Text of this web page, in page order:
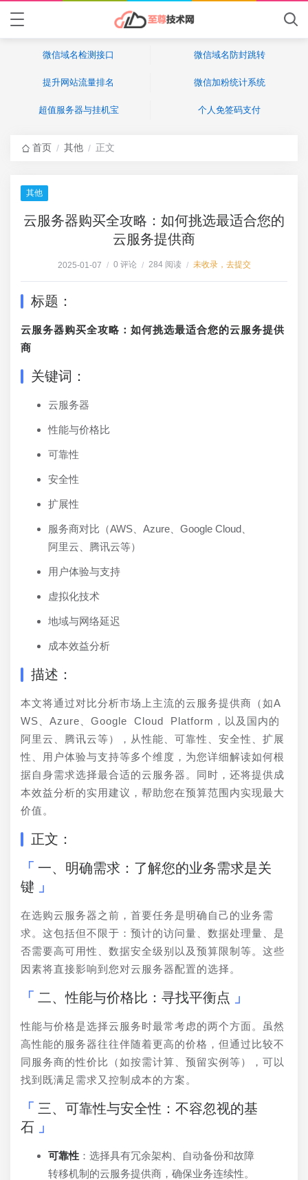
微信域名检测接口 微信域名防封跳转
提升网站流量排名 微信加粉统计系统
超值服务器与挂机宝 个人免签码支付
首页 / 其他 / 正文
其他
云服务器购买全攻略：如何挑选最适合您的
云服务提供商
2025-01-07 / 0 评论 / 284 阅读 / 未收录，去提交
标题：
云服务器购买全攻略：如何挑选最适合您的云服务提供
商
关键词：
云服务器
性能与价格比
可靠性
安全性
扩展性
服务商对比（AWS、Azure、Google Cloud、
阿里云、腾讯云等）
用户体验与支持
虚拟化技术
地域与网络延迟
成本效益分析
描述：
本文将通过对比分析市场上主流的云服务提供商（如A
WS、Azure、Google Cloud Platform，以及国内的
阿里云、腾讯云等），从性能、可靠性、安全性、扩展
性、用户体验与支持等多个维度，为您详细解读如何根
据自身需求选择最合适的云服务器。同时，还将提供成
本效益分析的实用建议，帮助您在预算范围内实现最大
价值。
正文：
一、明确需求：了解您的业务需求是关
键
在选购云服务器之前，首要任务是明确自己的业务需
求。这包括但不限于：预计的访问量、数据处理量、是
否需要高可用性、数据安全级别以及预算限制等。这些
因素将直接影响到您对云服务器配置的选择。
二、性能与价格比：寻找平衡点
性能与价格是选择云服务时最常考虑的两个方面。虽然
高性能的服务器往往伴随着更高的价格，但通过比较不
同服务商的性价比（如按需计算、预留实例等），可以
找到既满足需求又控制成本的方案。
三、可靠性与安全性：不容忽视的基
石
可靠性 ：选择具有冗余架构、自动备份和故障
转移机制的云服务提供商，确保业务连续性。